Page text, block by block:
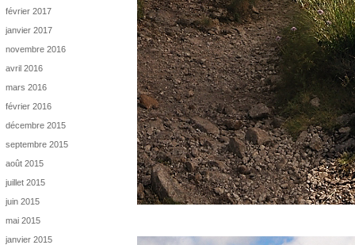
février 2017
janvier 2017
novembre 2016
avril 2016
mars 2016
février 2016
décembre 2015
septembre 2015
août 2015
juillet 2015
juin 2015
mai 2015
janvier 2015